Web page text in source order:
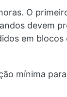
O
devem
em blocos
mínima